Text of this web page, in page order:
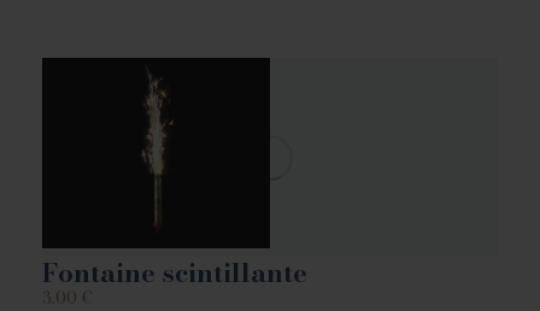
Fontaine scintillante
3.00 €